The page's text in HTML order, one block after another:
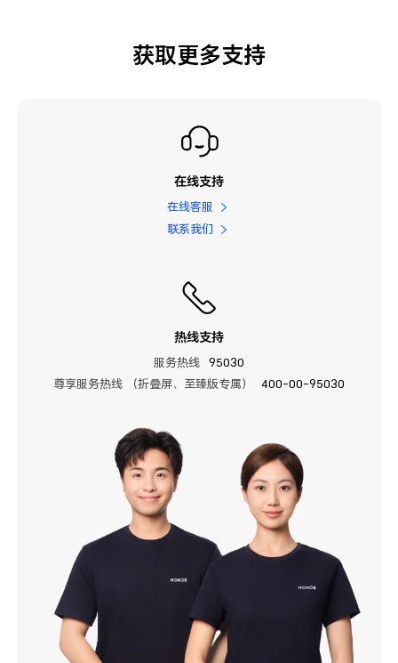
获取更多支持
在线支持
在线客服
联系我们
热线支持
服务热线
95030
尊享服务热线 （折叠屏、至臻版专属）
400-00-95030